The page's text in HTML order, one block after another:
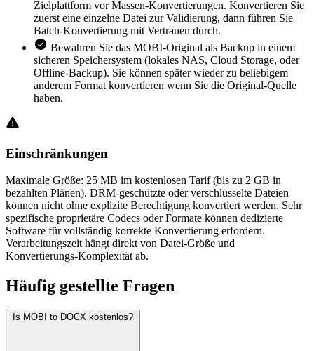
Zielplattform vor Massen-Konvertierungen. Konvertieren Sie
zuerst eine einzelne Datei zur Validierung, dann führen Sie
Batch-Konvertierung mit Vertrauen durch.
Bewahren Sie das MOBI-Original als Backup in einem
sicheren Speichersystem (lokales NAS, Cloud Storage, oder
Offline-Backup). Sie können später wieder zu beliebigem
anderem Format konvertieren wenn Sie die Original-Quelle
haben.
Einschränkungen
Maximale Größe: 25 MB im kostenlosen Tarif (bis zu 2 GB in
bezahlten Plänen). DRM-geschützte oder verschlüsselte Dateien
können nicht ohne explizite Berechtigung konvertiert werden. Sehr
spezifische proprietäre Codecs oder Formate können dedizierte
Software für vollständig korrekte Konvertierung erfordern.
Verarbeitungszeit hängt direkt von Datei-Größe und
Konvertierungs-Komplexität ab.
Häufig gestellte Fragen
Is MOBI to DOCX kostenlos?